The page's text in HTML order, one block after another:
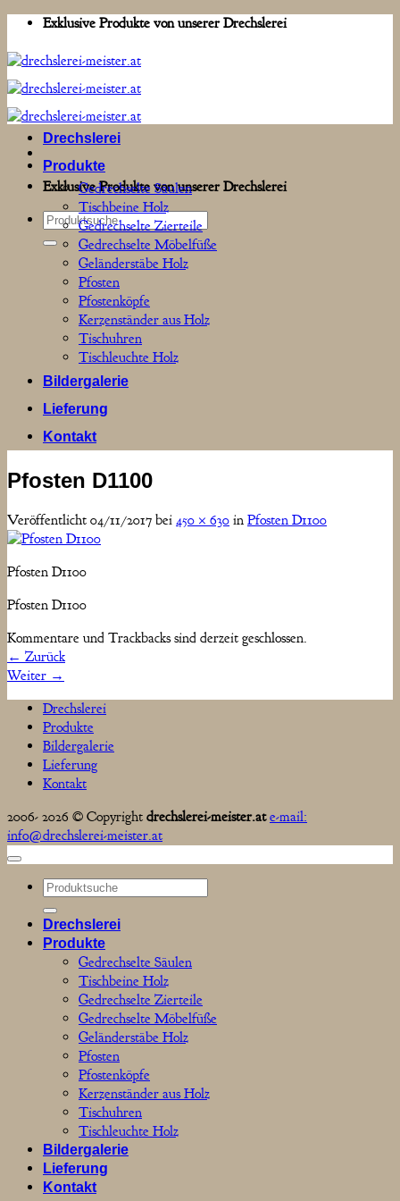
Zum
springen
Exklusive Produkte von unserer Drechslerei
Exklusive Produkte von unserer Drechslerei
Suchen
nach:
Drechslerei
Produkte
Gedrechselte Säulen
Tischbeine Holz
Gedrechselte Zierteile
Gedrechselte Möbelfüße
Geländerstäbe Holz
Pfosten
Pfostenköpfe
Kerzenständer aus Holz
Tischuhren
Tischleuchte Holz
Bildergalerie
Lieferung
Kontakt
Pfosten D1100
Veröffentlicht 04/11/2017 bei 450 × 630 in Pfosten D1100
Pfosten D1100
Pfosten D1100
Kommentare und Trackbacks sind derzeit geschlossen.
← Zurück
Weiter →
Drechslerei
Produkte
Bildergalerie
Lieferung
Kontakt
2006- 2026 © Copyright drechslerei-meister.at e-mail:
info@drechslerei-meister.at
Suchen
nach:
Drechslerei
Produkte
Gedrechselte Säulen
Tischbeine Holz
Gedrechselte Zierteile
Gedrechselte Möbelfüße
Geländerstäbe Holz
Pfosten
Pfostenköpfe
Kerzenständer aus Holz
Tischuhren
Tischleuchte Holz
Bildergalerie
Lieferung
Kontakt